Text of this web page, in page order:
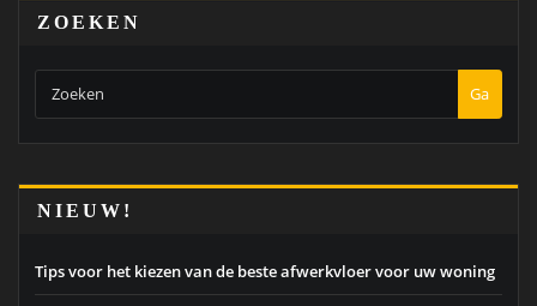
ZOEKEN
Ga
NIEUW!
Tips voor het kiezen van de beste afwerkvloer voor uw woning